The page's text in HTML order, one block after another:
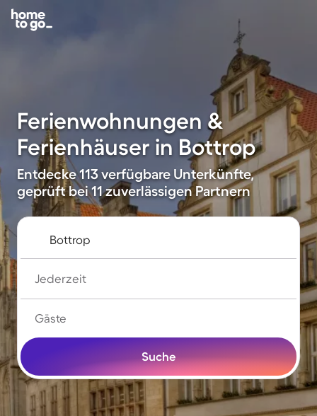
Ferienwohnungen &
Ferienhäuser in Bottrop
Entdecke 113 verfügbare Unterkünfte,
geprüft bei 11 zuverlässigen Partnern
Jederzeit
Gäste
Suche